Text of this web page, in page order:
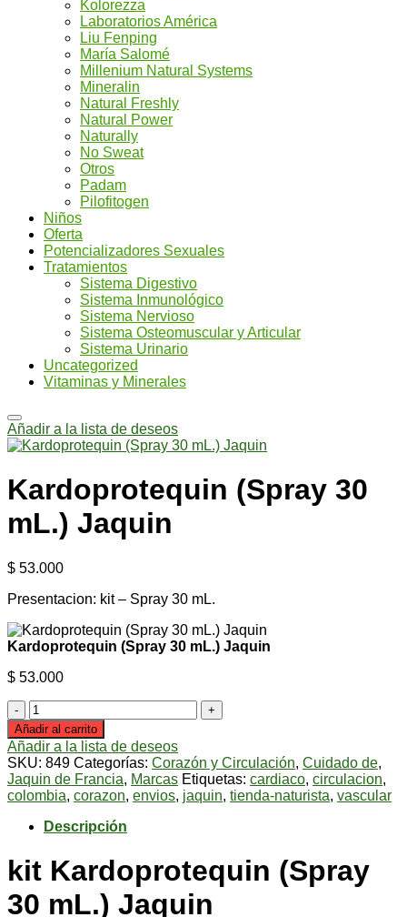
Kolorezza
Laboratorios América
Liu Fenping
María Salomé
Millenium Natural Systems
Mineralin
Natural Freshly
Natural Power
Naturally
No Sweat
Otros
Padam
Pilofitogen
Niños
Oferta
Potencializadores Sexuales
Tratamientos
Sistema Digestivo
Sistema Inmunológico
Sistema Nervioso
Sistema Osteomuscular y Articular
Sistema Urinario
Uncategorized
Vitaminas y Minerales
Añadir a la lista de deseos
Kardoprotequin (Spray 30
mL.) Jaquin
$ 53.000
Presentacion: kit – Spray 30 mL.
Kardoprotequin (Spray 30 mL.) Jaquin
$ 53.000
Kardoprotequin
(Spray
30
mL.)
Jaquin
cantidad
Añadir al carrito
Añadir a la lista de deseos
SKU: 849 Categorías: Corazón y Circulación, Cuidado de,
Jaquin de Francia, Marcas Etiquetas: cardiaco, circulacion,
colombia, corazon, envios, jaquin, tienda-naturista, vascular
Descripción
kit Kardoprotequin (Spray
30 mL.) Jaquin